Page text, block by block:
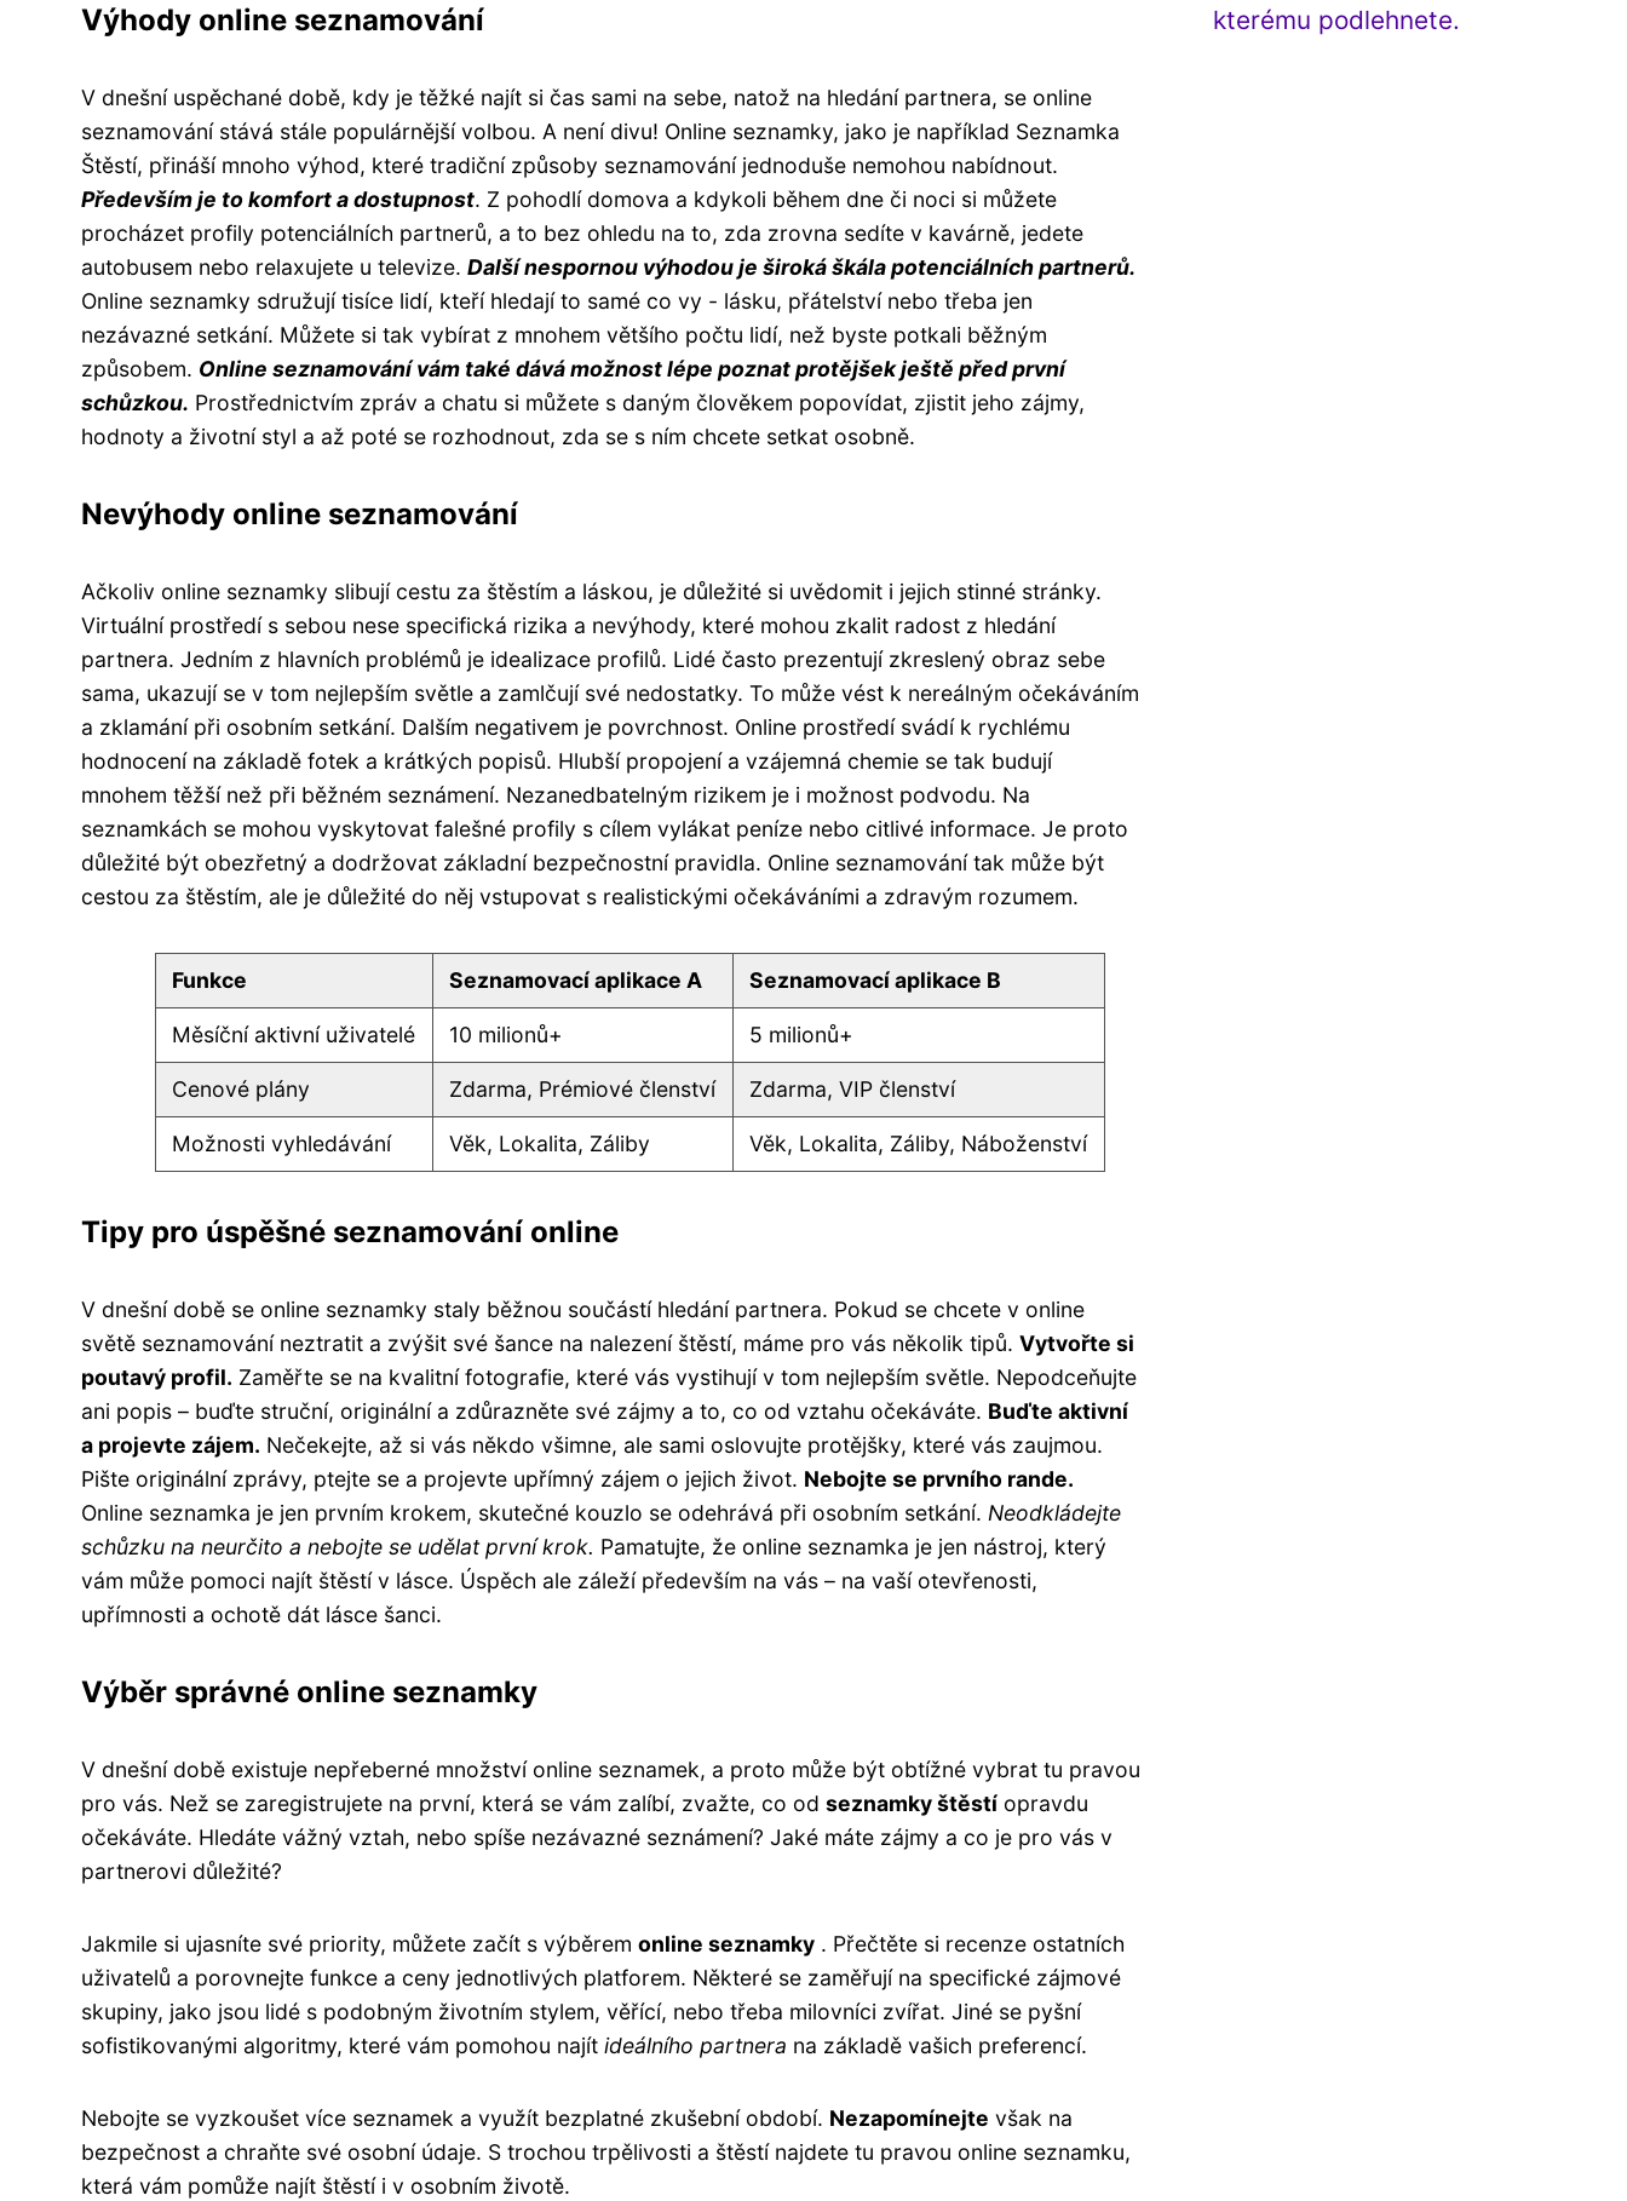
Výhody online seznamování
V dnešní uspěchané době, kdy je těžké najít si čas sami na sebe, natož na hledání partnera, se online
seznamování stává stále populárnější volbou. A není divu! Online seznamky, jako je například Seznamka
Štěstí, přináší mnoho výhod, které tradiční způsoby seznamování jednoduše nemohou nabídnout.
Především je to komfort a dostupnost. Z pohodlí domova a kdykoli během dne či noci si můžete
procházet profily potenciálních partnerů, a to bez ohledu na to, zda zrovna sedíte v kavárně, jedete
autobusem nebo relaxujete u televize. Další nespornou výhodou je široká škála potenciálních partnerů.
Online seznamky sdružují tisíce lidí, kteří hledají to samé co vy - lásku, přátelství nebo třeba jen
nezávazné setkání. Můžete si tak vybírat z mnohem většího počtu lidí, než byste potkali běžným
způsobem. Online seznamování vám také dává možnost lépe poznat protějšek ještě před první
schůzkou. Prostřednictvím zpráv a chatu si můžete s daným člověkem popovídat, zjistit jeho zájmy,
hodnoty a životní styl a až poté se rozhodnout, zda se s ním chcete setkat osobně.
Nevýhody online seznamování
Ačkoliv online seznamky slibují cestu za štěstím a láskou, je důležité si uvědomit i jejich stinné stránky.
Virtuální prostředí s sebou nese specifická rizika a nevýhody, které mohou zkalit radost z hledání
partnera. Jedním z hlavních problémů je idealizace profilů. Lidé často prezentují zkreslený obraz sebe
sama, ukazují se v tom nejlepším světle a zamlčují své nedostatky. To může vést k nereálným očekáváním
a zklamání při osobním setkání. Dalším negativem je povrchnost. Online prostředí svádí k rychlému
hodnocení na základě fotek a krátkých popisů. Hlubší propojení a vzájemná chemie se tak budují
mnohem těžší než při běžném seznámení. Nezanedbatelným rizikem je i možnost podvodu. Na
seznamkách se mohou vyskytovat falešné profily s cílem vylákat peníze nebo citlivé informace. Je proto
důležité být obezřetný a dodržovat základní bezpečnostní pravidla. Online seznamování tak může být
cestou za štěstím, ale je důležité do něj vstupovat s realistickými očekáváními a zdravým rozumem.
Funkce Seznamovací aplikace A Seznamovací aplikace B
Měsíční aktivní uživatelé 10 milionů+ 5 milionů+
Cenové plány Zdarma, Prémiové členství Zdarma, VIP členství
Možnosti vyhledávání Věk, Lokalita, Záliby Věk, Lokalita, Záliby, Náboženství
Tipy pro úspěšné seznamování online
V dnešní době se online seznamky staly běžnou součástí hledání partnera. Pokud se chcete v online
světě seznamování neztratit a zvýšit své šance na nalezení štěstí, máme pro vás několik tipů. Vytvořte si
poutavý profil. Zaměřte se na kvalitní fotografie, které vás vystihují v tom nejlepším světle. Nepodceňujte
ani popis – buďte struční, originální a zdůrazněte své zájmy a to, co od vztahu očekáváte. Buďte aktivní
a projevte zájem. Nečekejte, až si vás někdo všimne, ale sami oslovujte protějšky, které vás zaujmou.
Pište originální zprávy, ptejte se a projevte upřímný zájem o jejich život. Nebojte se prvního rande.
Online seznamka je jen prvním krokem, skutečné kouzlo se odehrává při osobním setkání. Neodkládejte
schůzku na neurčito a nebojte se udělat první krok. Pamatujte, že online seznamka je jen nástroj, který
vám může pomoci najít štěstí v lásce. Úspěch ale záleží především na vás – na vaší otevřenosti,
upřímnosti a ochotě dát lásce šanci.
Výběr správné online seznamky
V dnešní době existuje nepřeberné množství online seznamek, a proto může být obtížné vybrat tu pravou
pro vás. Než se zaregistrujete na první, která se vám zalíbí, zvažte, co od seznamky štěstí opravdu
očekáváte. Hledáte vážný vztah, nebo spíše nezávazné seznámení? Jaké máte zájmy a co je pro vás v
partnerovi důležité?
Jakmile si ujasníte své priority, můžete začít s výběrem online seznamky . Přečtěte si recenze ostatních
uživatelů a porovnejte funkce a ceny jednotlivých platforem. Některé se zaměřují na specifické zájmové
skupiny, jako jsou lidé s podobným životním stylem, věřící, nebo třeba milovníci zvířat. Jiné se pyšní
sofistikovanými algoritmy, které vám pomohou najít ideálního partnera na základě vašich preferencí.
Nebojte se vyzkoušet více seznamek a využít bezplatné zkušební období. Nezapomínejte však na
bezpečnost a chraňte své osobní údaje. S trochou trpělivosti a štěstí najdete tu pravou online seznamku,
která vám pomůže najít štěstí i v osobním životě.
kterému podlehnete.